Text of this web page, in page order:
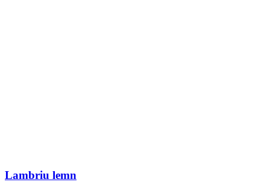
Lambriu lemn